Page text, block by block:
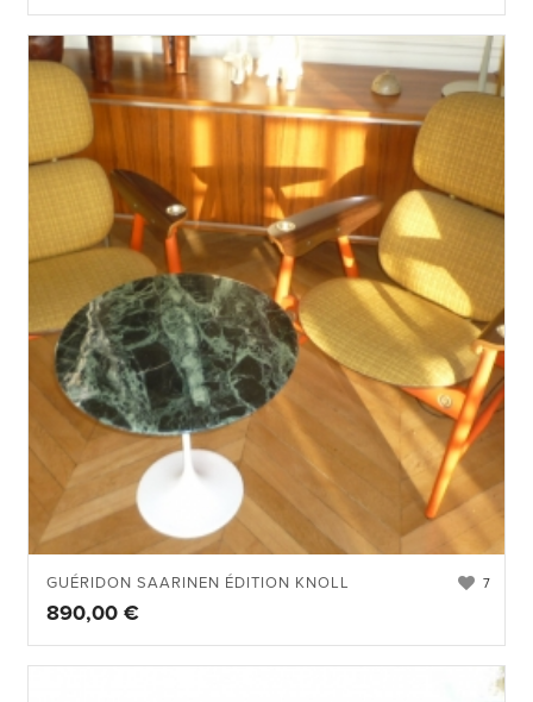
7
GUÉRIDON SAARINEN ÉDITION KNOLL
890,00 €